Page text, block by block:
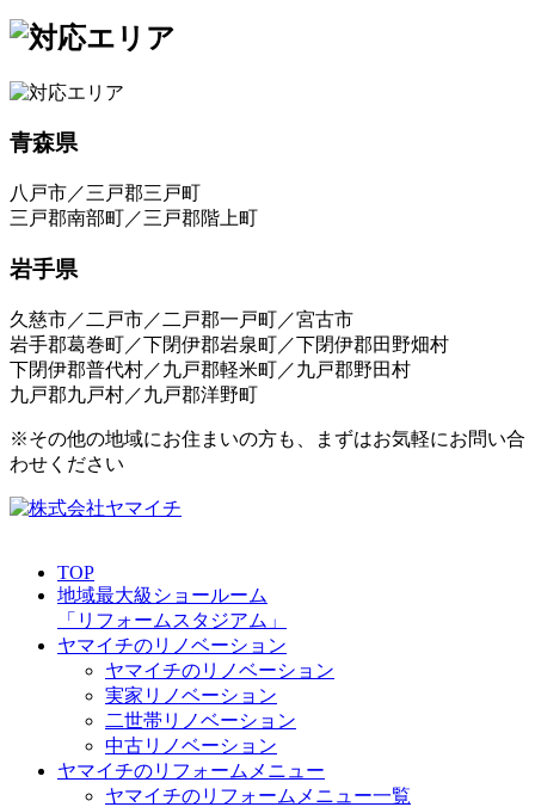
青森県
八戸市／三戸郡三戸町
三戸郡南部町／三戸郡階上町
岩手県
久慈市／二戸市／二戸郡一戸町／宮古市
岩手郡葛巻町／下閉伊郡岩泉町／下閉伊郡田野畑村
下閉伊郡普代村／九戸郡軽米町／九戸郡野田村
九戸郡九戸村／九戸郡洋野町
※その他の地域にお住まいの方も、まずはお気軽にお問い合
わせください
TOP
地域最大級ショールーム
「リフォームスタジアム」
ヤマイチのリノベーション
ヤマイチのリノベーション
実家リノベーション
二世帯リノベーション
中古リノベーション
ヤマイチのリフォームメニュー
ヤマイチのリフォームメニュー一覧